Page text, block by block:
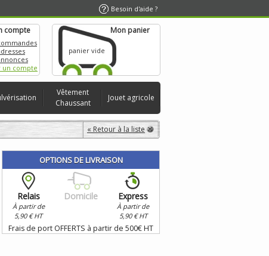
Besoin d'aide ?
compte
un compte
Mon panier
panier vide
Vêtement
Chaussant
Jouet agricole
« Retour à la liste
OPTIONS DE LIVRAISON
Relais
À partir de
5,90 € HT
Domicile Express
À partir de
5,90 € HT
Frais de port OFFERTS à partir de 500€ HT